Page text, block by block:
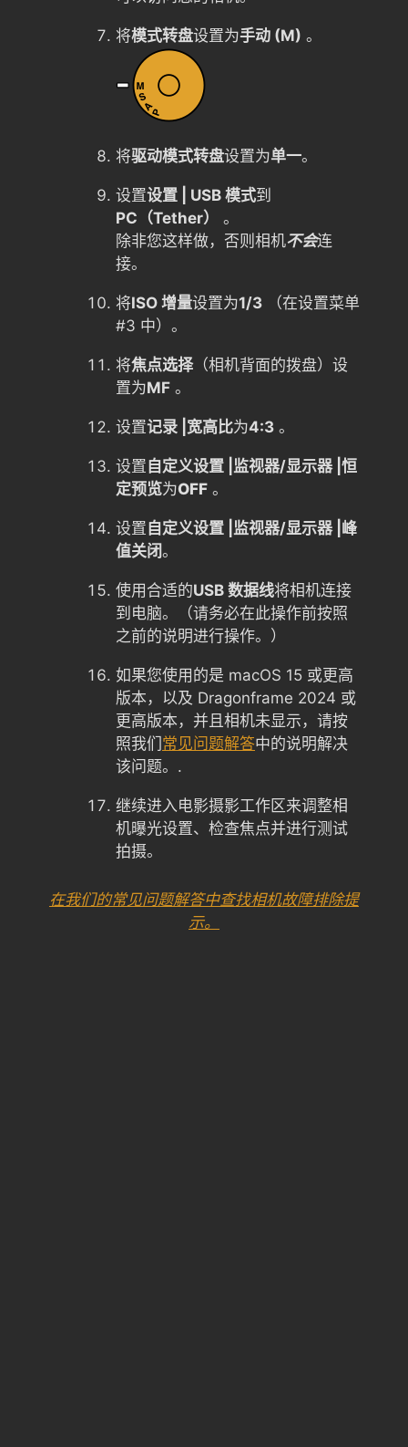
将模式转盘设置为手动 (M) 。
将驱动模式转盘设置为单一。
设置设置 | USB 模式到
PC（Tether）
。
除非您这样做，否则相机不会连
接。
将ISO 增量设置为1/3 （在设置菜单
#3 中）。
将焦点选择（相机背面的拨盘）设
置为MF 。
设置记录 |宽高比为4:3 。
设置 自定义设置 |监视器/显示器 |恒
定预览为OFF 。
设置 自定义设置 |监视器/显示器 |峰
值关闭。
使用合适的USB 数据线将相机连接
到电脑。（请务必在此操作前按照
之前的说明进行操作。）
如果您使用的是 macOS 15 或更高
版本，以及 Dragonframe 2024 或
更高版本，并且相机未显示，请按
照我们 常见问题解答中的说明解决
该问题。.
继续进入电影摄影工作区来调整相
机曝光设置、检查焦点并进行测试
拍摄。
在我们的常见问题解答中查找相机故障排除提
示。